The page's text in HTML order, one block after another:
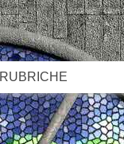
RUBRICHE